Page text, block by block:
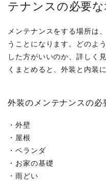
テナンスの必要な
メンテナンスをする場所は
うことになります。
どのよ
した方がいいのか、詳しく
くまとめると、外装と内装
外装のメンテナンスの必
・外壁
・屋根
・ベランダ
・お家の基礎
・雨どい